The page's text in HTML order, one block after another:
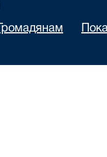
Громадянам